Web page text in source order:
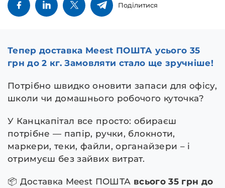
Поділитися
Тепер доставка Meest ПОШТА усього 35
грн до 2 кг. Замовляти стало ще зручніше!
Потрібно швидко оновити запаси для офісу,
школи чи домашнього робочого куточка?
У Канцкапітал все просто: обираєш
потрібне — папір, ручки, блокноти,
маркери, теки, файли, органайзери – і
отримуєш без зайвих витрат.
📦 Доставка Meest ПОШТА всього 35 грн до